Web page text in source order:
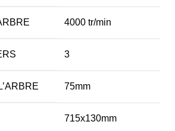
4000 tr/min
3
75mm
715x130mm